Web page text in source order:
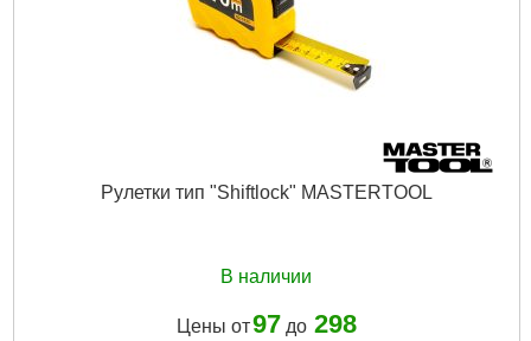
Рулетки тип "Shiftlock" MASTERTOOL
В наличии
Цены от97 до 298